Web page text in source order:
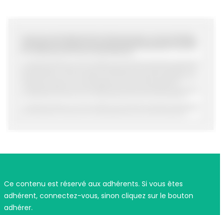
Ce contenu est réservé aux adhérents. Si vous êtes
adhérent, connectez-vous, sinon cliquez sur le bouton
adhérer.